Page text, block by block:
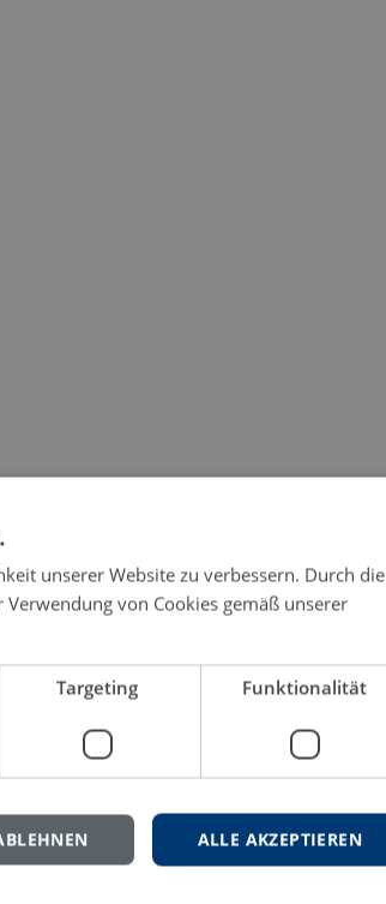
unserer Website zu verbessern. Durch die
von Cookies gemäß unserer
Targeting Funktionalität
ALLE AKZEPTIEREN